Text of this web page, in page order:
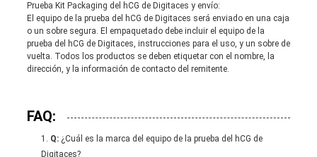
Prueba Kit Packaging del hCG de Digitaces y envío:
El equipo de la prueba del hCG de Digitaces será enviado en una caja
o un sobre segura. El empaquetado debe incluir el equipo de la
prueba del hCG de Digitaces, instrucciones para el uso, y un sobre de
vuelta. Todos los productos se deben etiquetar con el nombre, la
dirección, y la información de contacto del remitente.
FAQ:
Q:¿Cuál es la marca del equipo de la prueba del hCG de
Digitaces?